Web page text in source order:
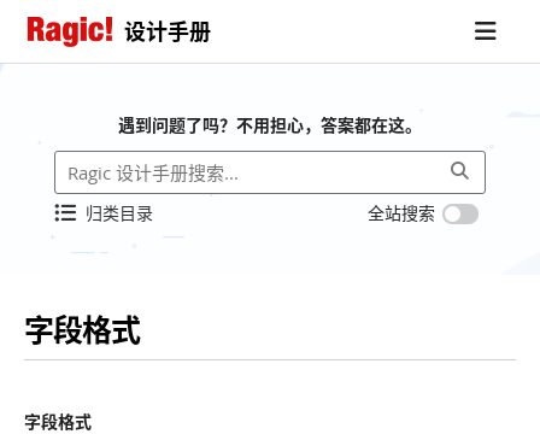
设计手册
遇到问题了吗？不用担心，答案都在这。
归类目录 全站搜索
字段格式
字段格式